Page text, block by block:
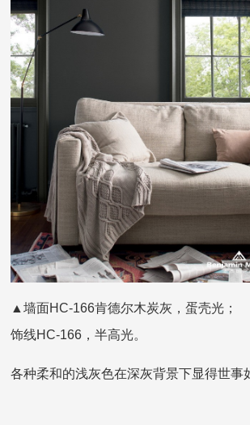
▲墙面HC-166肯德尔木炭灰，蛋壳光；
饰线HC-166，半高光。
各种柔和的浅灰色在深灰背景下显得世事